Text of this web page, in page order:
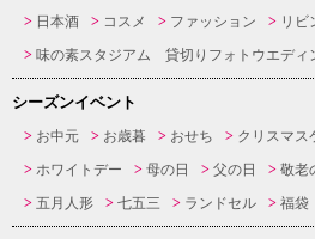
日本酒
コスメ ファッション リビ
味の素スタジアム 貸切りフォトウエディ
シーズンイベント
お中元 お歳暮 おせち クリスマス
ホワイトデー
母の日 父の日 敬老
五月人形
七五三 ランドセル 福袋